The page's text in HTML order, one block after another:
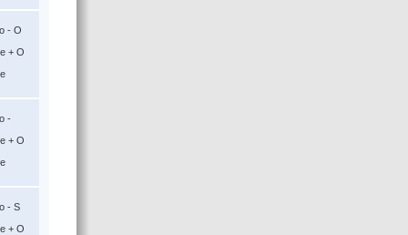
- O
+ O
-
+ O
- S
+ O